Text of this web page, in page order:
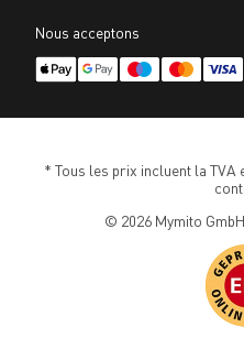
Nous acceptons
* Tous les prix incluent la TVA
© 2026 Mymito